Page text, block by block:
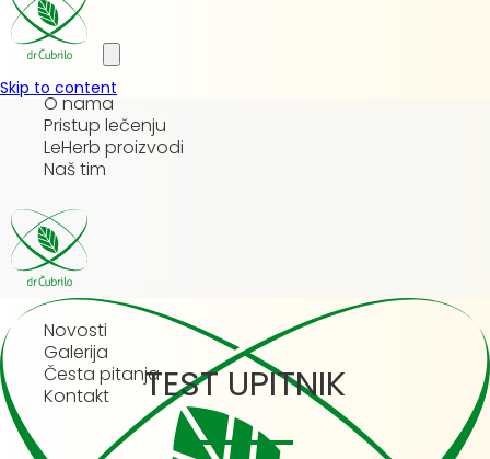
Skip to content
O nama
Pristup lečenju
LeHerb proizvodi
Naš tim
Novosti
Galerija
Česta pitanja
Kontakt
TEST UPITNIK